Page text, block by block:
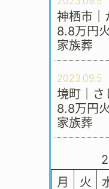
神栖市｜
8.8万円
家族葬
2023.09.5
境町｜さ
8.8万円
家族葬
月
火